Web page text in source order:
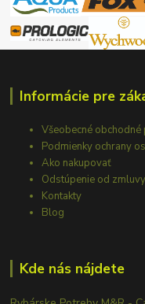
Informácie pre
Všeobecné obchodné
Podmienky ochrany
Ako nakupovať
Odstúpenie od
Kontakty
Blog
Kde nás nájdete